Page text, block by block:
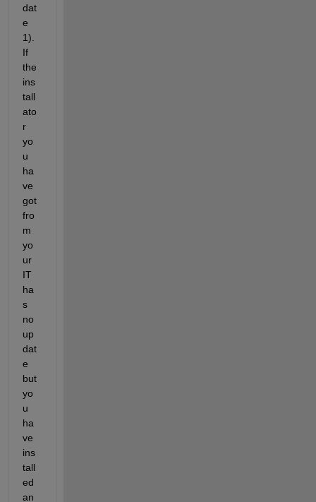
dat
e
1).
If
the
ins
tall
ato
r
yo
u
ha
ve
got
fro
m
yo
ur
IT
ha
s
no
up
dat
e
but
yo
u
ha
ve
ins
tall
ed
an